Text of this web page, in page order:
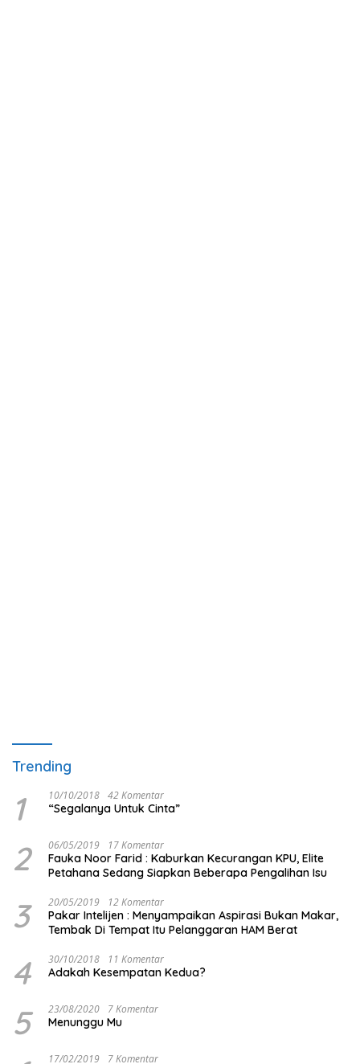
Trending
1 10/10/2018 42 Komentar
“Segalanya Untuk Cinta”
2 06/05/2019 17 Komentar
Fauka Noor Farid : Kaburkan Kecurangan KPU, Elite
Petahana Sedang Siapkan Beberapa Pengalihan Isu
3 20/05/2019 12 Komentar
Pakar Intelijen : Menyampaikan Aspirasi Bukan Makar,
Tembak Di Tempat Itu Pelanggaran HAM Berat
4 30/10/2018 11 Komentar
Adakah Kesempatan Kedua?
5 23/08/2020 7 Komentar
Menunggu Mu
17/02/2019 7 Komentar